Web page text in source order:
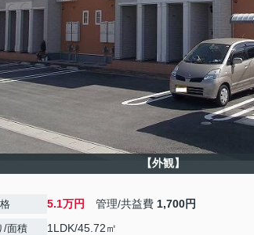
【外観】
5.1万円 管理/共益費 1,700円
/面積 1LDK/45.72㎡